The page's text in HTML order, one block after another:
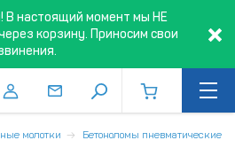
В настоящий момент мы НЕ
корзину. Приносим свои
молотки Бетоноломы пневматические